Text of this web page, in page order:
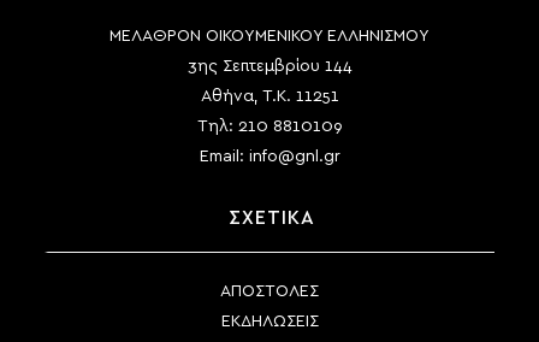
ΜΕΛΑΘΡΟΝ ΟΙΚΟΥΜΕΝΙΚΟΥ ΕΛΛΗΝΙΣΜΟΥ
3ης Σεπτεμβρίου 144
Αθήνα, Τ.Κ. 11251
Τηλ: 210 8810109
Email: info@gnl.gr
ΣΧΕΤΙΚΑ
ΑΠΟΣΤΟΛΕΣ
ΕΚΔΗΛΩΣΕΙΣ